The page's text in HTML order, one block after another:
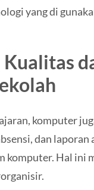
yang di
komputer
dan
komputer. Hal ini